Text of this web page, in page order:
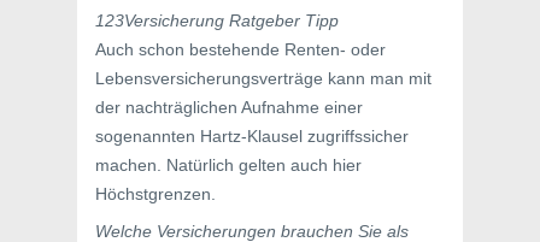
123Versicherung Ratgeber Tipp
Auch schon bestehende Renten- oder
Lebensversicherungsverträge kann man mit
der nachträglichen Aufnahme einer
sogenannten Hartz-Klausel zugriffssicher
machen. Natürlich gelten auch hier
Höchstgrenzen.
Welche Versicherungen brauchen Sie als